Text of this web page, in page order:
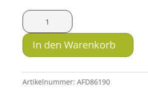
HIKMICRO
Wärmebildkamera
Condor
CQ50L
In den Warenkorb
Artikelnummer: AFD86190